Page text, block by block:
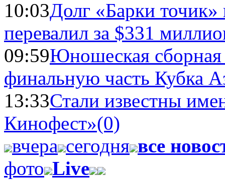
10:03Долг «Барки
перевалил за $331
09:59Юношеская
финальную часть Кубка
13:33Стали известны
Кинофест»(0)
вчера сегодня все
фото Live